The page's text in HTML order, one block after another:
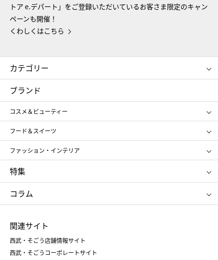
トア e.デパート」をご登録いただいているお客さま限定のキャン
ペーンも開催！
くわしくはこちら
カテゴリー
コスメ＆ビューティー
ギフト
レディース
メンズ
スポーツ・アウトドア
お中元
お歳暮
ブランド
コスメ＆ビューティー
SHISEIDO
ポール&ジョー ボーテ
ジルスチュアート
NARS
RMK
クリニーク
SK-Ⅱ
フード＆スイーツ
アンリ・シャルパンティエ
ゴディバ
新宿高野
たねや
ねんりん家
ファッション・インテリア
ポロ ラルフ ローレン
タケオ キクチ
ママ＆キッズ
シュタイフ
特集
お中元
ひな人形
五月人形
父の日
クリスマスケーキ
コラム
菓子折り
和菓子
人気のギフト
関連サイト
西武・そごう店舗情報サイト
西武・そごうコーポレートサイト